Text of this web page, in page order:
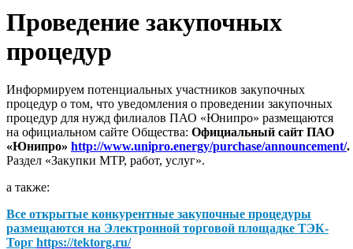
Проведение закупочных
процедур
Информируем потенциальных участников закупочных
процедур о том, что уведомления о проведении закупочных
процедур для нужд филиалов ПАО «Юнипро» размещаются
на официальном сайте Общества: Официальный сайт ПАО
«Юнипро» http://www.unipro.energy/purchase/announcement/.
Раздел «Закупки МТР, работ, услуг».
а также:
Все открытые конкурентные закупочные процедуры
размещаются на Электронной торговой площадке ТЭК-
Торг https://tektorg.ru/